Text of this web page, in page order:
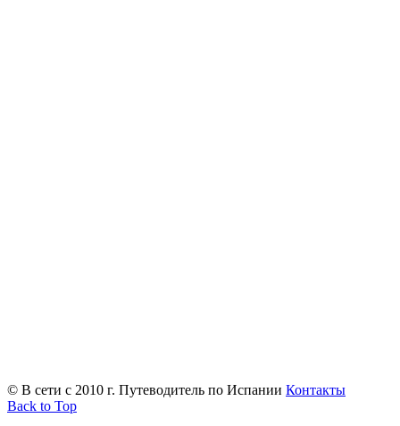
© В сети с 2010 г. Путеводитель по Испании Контакты
Back to Top